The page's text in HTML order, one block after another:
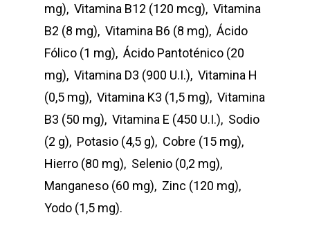
mg), Vitamina B12 (120 mcg), Vitamina
B2 (8 mg), Vitamina B6 (8 mg), Ácido
Fólico (1 mg), Ácido Pantoténico (20
mg), Vitamina D3 (900 U.I.), Vitamina H
(0,5 mg), Vitamina K3 (1,5 mg), Vitamina
B3 (50 mg), Vitamina E (450 U.I.), Sodio
(2 g), Potasio (4,5 g), Cobre (15 mg),
Hierro (80 mg), Selenio (0,2 mg),
Manganeso (60 mg), Zinc (120 mg),
Yodo (1,5 mg).
Professional
Blog
Donde